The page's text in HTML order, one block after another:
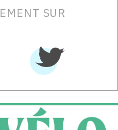
SUR